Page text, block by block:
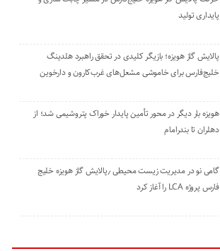
پایداری تولید
پالایش گاز هویزه؛ بازیگر کلیدی در تحقق راهبرد هلدینگ
خلیج‌فارس برای خاموشی مشعل‌های غرب‌کارون و دارخوین
هویزه بار دیگر در محور تأمین پایدار خوراک پتروشیمی شد؛ از
دهلران تا بندرامام
گامی نو در مدیریت زیست ‌محیطی ٫پالایش گاز هویزه خلیج
‌فارس پروژه LCA را آغاز کرد